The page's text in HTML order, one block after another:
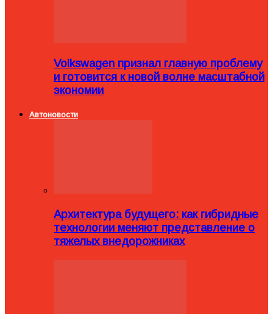
Volkswagen признал главную проблему
и готовится к новой волне масштабной
экономии
Автоновости
Архитектура будущего: как гибридные
технологии меняют представление о
тяжелых внедорожниках